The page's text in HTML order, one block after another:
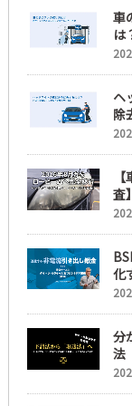
車
は
正
ヘ
除
麗
査
ビ
化
金
分
法